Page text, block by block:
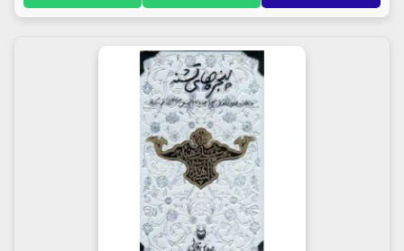
به نام عاشورا نقش‌پذیر کرده است.
آیت‌الله سید رضا صدر در مقدمه کتاب نوشته است:
«راهی را که حسین(ع) پیمود، گروهی انقلابیش خوانند و
حسین(ع) را رهبر انقلابی دانند. کسانی آن را کوششی
برای گرفتن حکومت گویند و حسین(ع) را جویای قدرت
پندارند. چپ‌گرایان، از گروه نخستین بشمارند و
راست‌گرایان را باید در زمره گروه دوم قرار داد. آرمان
انقلاب، قطع ید غاصب، مبارزه با ستمگر، کشتن است و
کشته شدن، انتقام است و خونخواهی.
انقلابی دردمند است. ستم‌کشیده است. می‌کوشد وضغ
را دگرگون سازد و ستمکار را براندازد. آیا انقلابی، دشمن
ستم است؟ یا دشمن ستمکار؟ با زور میارزه می‌کند یا با